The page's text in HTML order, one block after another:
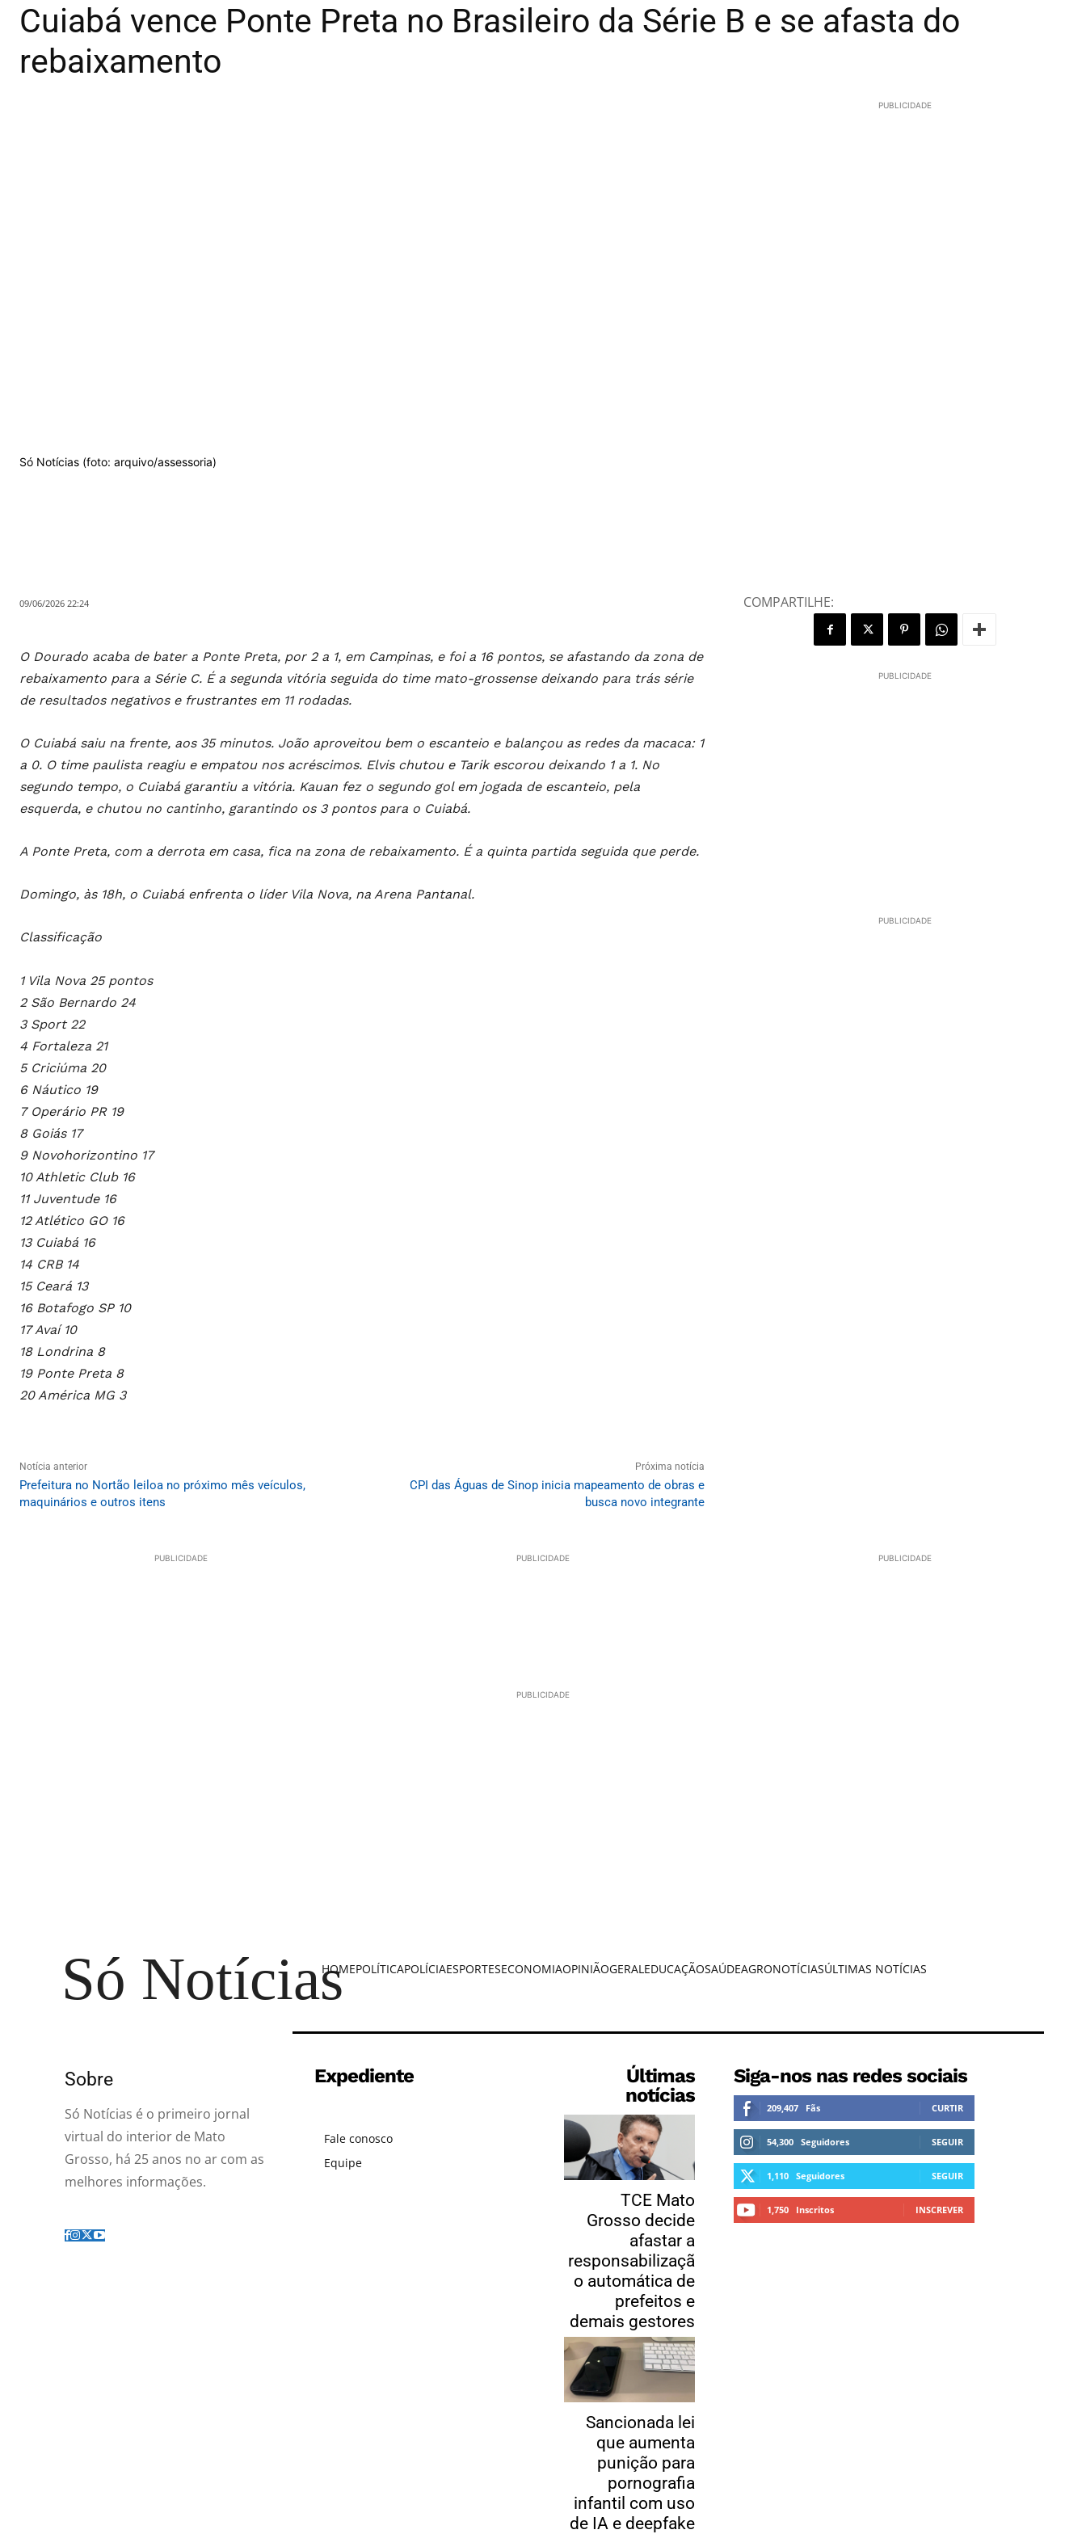
Cuiabá vence Ponte Preta no Brasileiro da Série B e se afasta do
rebaixamento
PUBLICIDADE
Só Notícias (foto: arquivo/assessoria)
09/06/2026 22:24
O Dourado acaba de bater a Ponte Preta, por 2 a 1, em Campinas, e foi a 16 pontos, se afastando da zona de
rebaixamento para a Série C. É a segunda vitória seguida do time mato-grossense deixando para trás série
de resultados negativos e frustrantes em 11 rodadas.
O Cuiabá saiu na frente, aos 35 minutos. João aproveitou bem o escanteio e balançou as redes da macaca: 1
a 0. O time paulista reagiu e empatou nos acréscimos. Elvis chutou e Tarik escorou deixando 1 a 1. No
segundo tempo, o Cuiabá garantiu a vitória. Kauan fez o segundo gol em jogada de escanteio, pela
esquerda, e chutou no cantinho, garantindo os 3 pontos para o Cuiabá.
A Ponte Preta, com a derrota em casa, fica na zona de rebaixamento. É a quinta partida seguida que perde.
Domingo, às 18h, o Cuiabá enfrenta o líder Vila Nova, na Arena Pantanal.
Classificação
1 Vila Nova 25 pontos
2 São Bernardo 24
3 Sport 22
4 Fortaleza 21
5 Criciúma 20
6 Náutico 19
7 Operário PR 19
8 Goiás 17
9 Novohorizontino 17
10 Athletic Club 16
11 Juventude 16
12 Atlético GO 16
13 Cuiabá 16
14 CRB 14
15 Ceará 13
16 Botafogo SP 10
17 Avaí 10
18 Londrina 8
19 Ponte Preta 8
20 América MG 3
Notícia anterior
Prefeitura no Nortão leiloa no próximo mês veículos,
maquinários e outros itens
Próxima notícia
CPI das Águas de Sinop inicia mapeamento de obras e
busca novo integrante
COMPARTILHE:
PUBLICIDADE
PUBLICIDADE
PUBLICIDADE PUBLICIDADE PUBLICIDADE
PUBLICIDADE
Só Notícias
HOMEPOLÍTICAPOLÍCIAESPORTESECONOMIAOPINIÃOGERALEDUCAÇÃOSAÚDEAGRONOTÍCIASÚLTIMAS NOTÍCIAS
Sobre
Só Notícias é o primeiro jornal
virtual do interior de Mato
Grosso, há 25 anos no ar com as
melhores informações.
Expediente
Fale conosco
Equipe
Últimas
notícias
TCE Mato
Grosso decide
afastar a
responsabilizaçã
o automática de
prefeitos e
demais gestores
Sancionada lei
que aumenta
punição para
pornografia
infantil com uso
de IA e deepfake
Siga-nos nas redes sociais
209,407 Fãs CURTIR
54,300 Seguidores SEGUIR
1,110 Seguidores SEGUIR
1,750 Inscritos INSCREVER